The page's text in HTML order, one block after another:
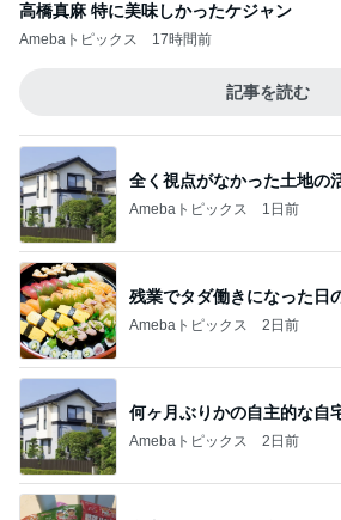
高橋真麻 特に美味しかったケジャン
Amebaトピックス 17時間前
記事を読む
全く視点がなかった土地の
Amebaトピックス 1日前
残業でタダ働きになった日
Amebaトピックス 2日前
何ヶ月ぶりかの自主的な自
Amebaトピックス 2日前